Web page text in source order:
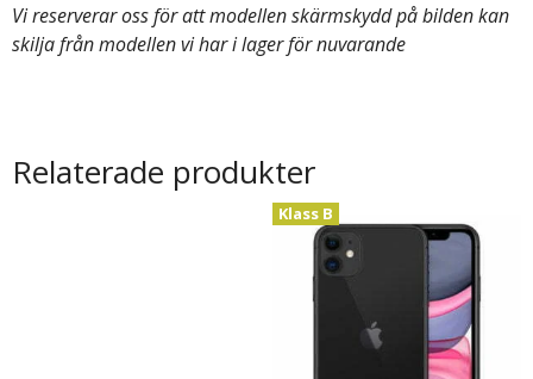
Vi reserverar oss för att modellen skärmskydd på bilden kan
skilja från modellen vi har i lager för nuvarande
Relaterade produkter
Klass B